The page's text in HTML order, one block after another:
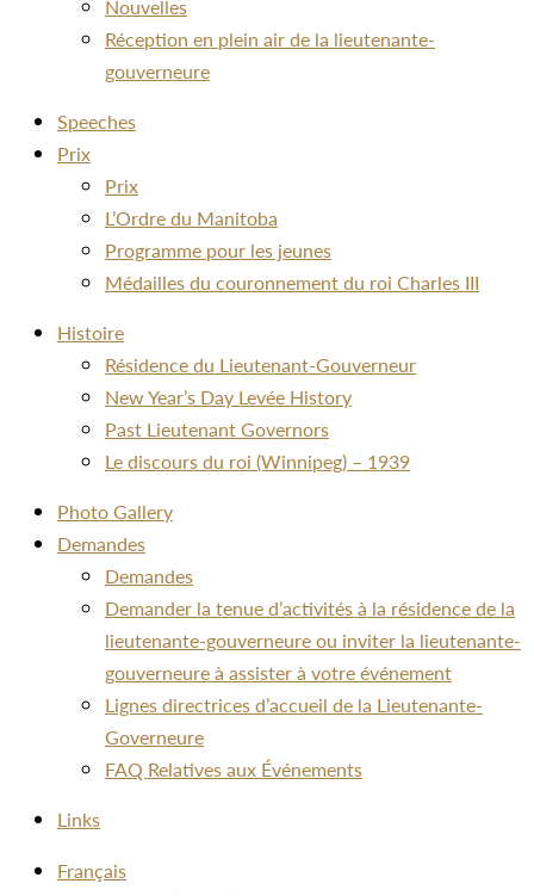
Nouvelles
Réception en plein air de la lieutenante-
gouverneure
Speeches
Prix
Prix
L’Ordre du Manitoba
Programme pour les jeunes
Médailles du couronnement du roi Charles III
Histoire
Résidence du Lieutenant-Gouverneur
New Year’s Day Levée History
Past Lieutenant Governors
Le discours du roi (Winnipeg) – 1939
Photo Gallery
Demandes
Demandes
Demander la tenue d’activités à la résidence de la
lieutenante-gouverneure ou inviter la lieutenante-
gouverneure à assister à votre événement
Lignes directrices d’accueil de la Lieutenante-
Governeure
FAQ Relatives aux Événements
Links
Menu
Français